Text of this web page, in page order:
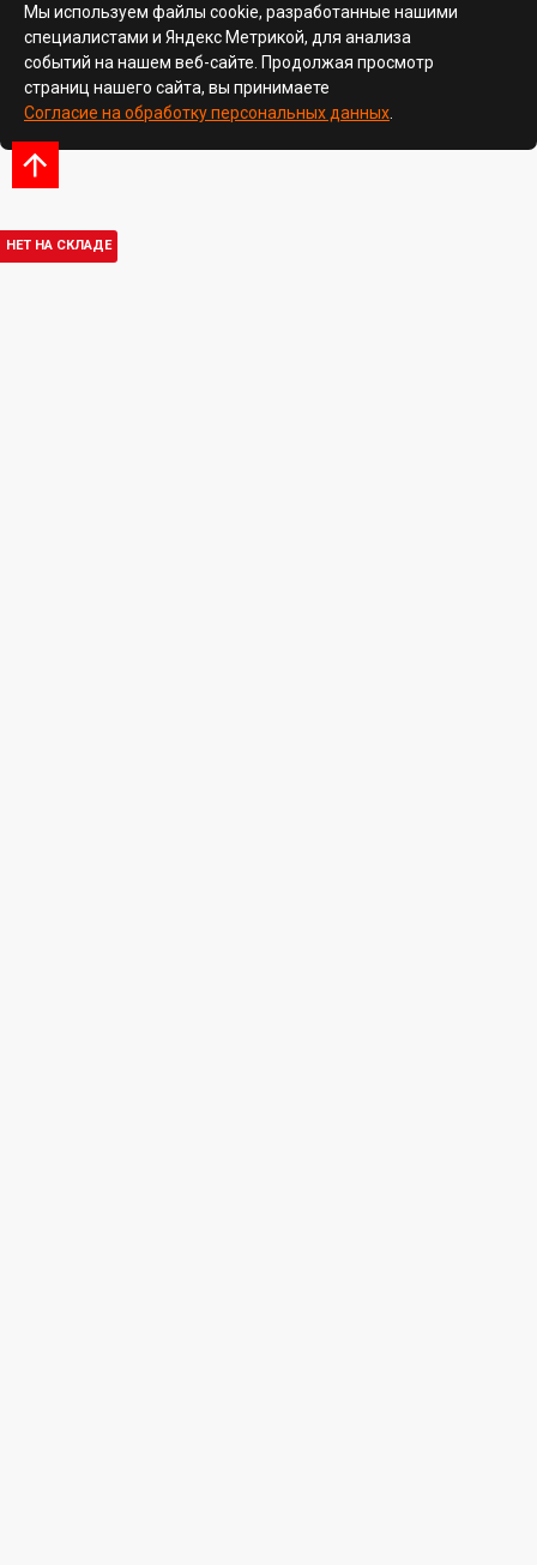
НЕТ НА СКЛАДЕ
Мы используем файлы cookie, разработанные нашими
специалистами и Яндекс Метрикой, для анализа
событий на нашем веб-сайте. Продолжая просмотр
страниц нашего сайта, вы принимаете
Согласие на обработку персональных данных